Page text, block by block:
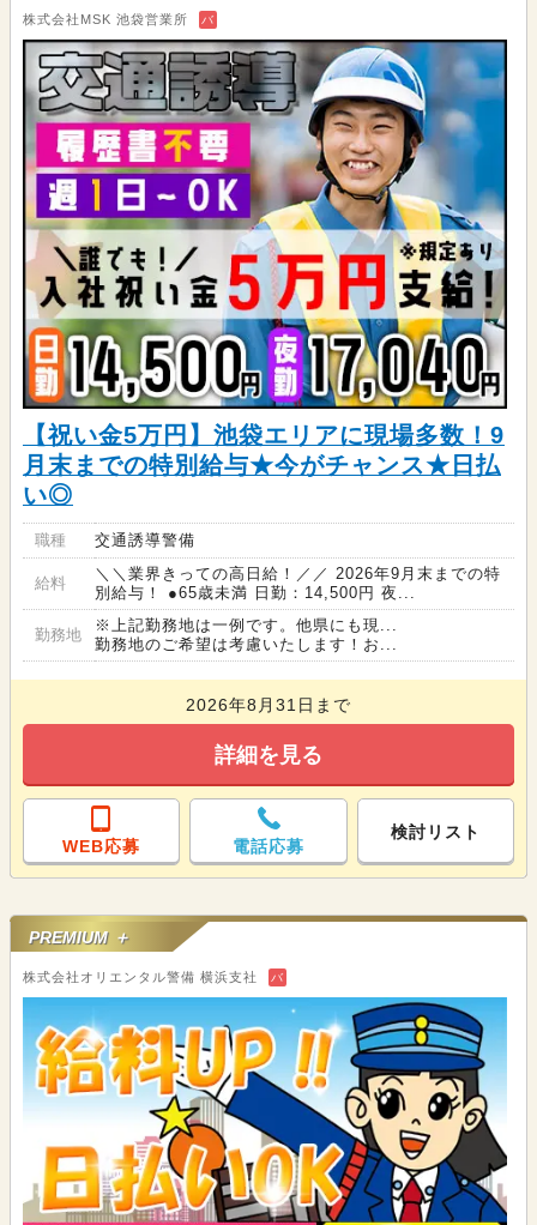
株式会社MSK 池袋営業所 バ
【祝い金5万円】池袋エリアに現場多数！9
月末までの特別給与★今がチャンス★日払
い◎
職種 交通誘導警備
給料
＼＼業界きっての高日給！／／ 2026年9月末までの特
別給与！ ●65歳未満 日勤：14,500円 夜...
勤務地
※上記勤務地は一例です。他県にも現...
勤務地のご希望は考慮いたします！お...
2026年8月31日まで
詳細を見る
WEB応募 電話応募
検討リスト
PREMIUM ＋
株式会社オリエンタル警備 横浜支社 バ